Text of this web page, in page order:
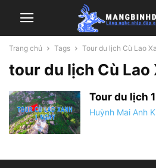
Trang chủ Tags Tour du lịch Cù Lao
tour du lịch Cù Lao
Tour du lịch
Huỳnh Mai Anh